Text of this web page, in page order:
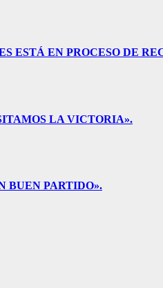
ESTÁ EN PROCESO DE
LA VICTORIA».
BUEN PARTIDO».